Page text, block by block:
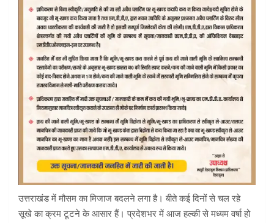
उत्तराखंड में मौसम का मिजाज बदलने लगा है। बीते कई दिनों से चल रहे
सूखे का क्रम टूटने के आसार हैं। प्रदेशभर में आज हल्की से मध्यम वर्षा हो